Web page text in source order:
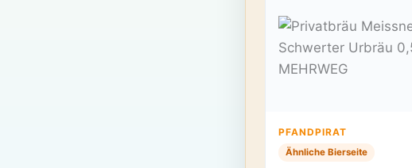
PFANDPIRAT
Ähnliche Bierseite